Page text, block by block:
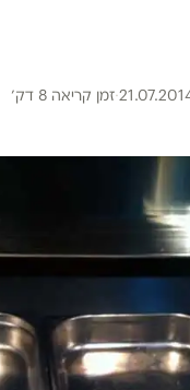
·זמן קריאה 8 דק׳